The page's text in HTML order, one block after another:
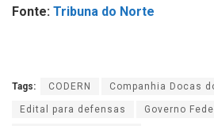
Fonte: Tribuna do Norte
Tags: CODERN Companhia Docas
Edital para defensas Governo